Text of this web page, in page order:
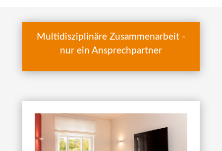
Multidisziplinäre Zusammenarbeit -
nur ein Ansprechpartner